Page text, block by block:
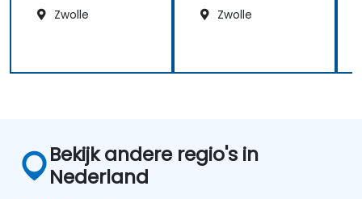
Zwolle
Zwolle
Bekijk andere regio's in
Nederland